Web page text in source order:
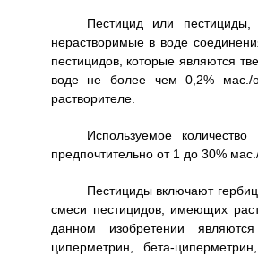
Пестицид или пестициды,
нерастворимые в воде
пестицидов, которые являются
воде не более чем 0,2% мас./
растворителе.
Используемое
предпочтительно от 1 до 30%
Пестициды включают
смеси пестицидов, имеющих
данном изобретении
циперметрин, бета-